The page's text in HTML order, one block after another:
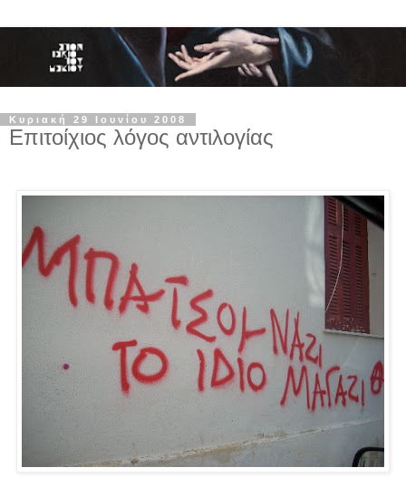
Κυριακή 29 Ιουνίου 2008
Επιτοίχιος λόγος αντιλογίας